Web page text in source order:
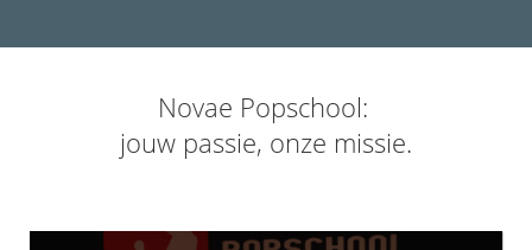
Novae Popschool:
jouw passie, onze missie.